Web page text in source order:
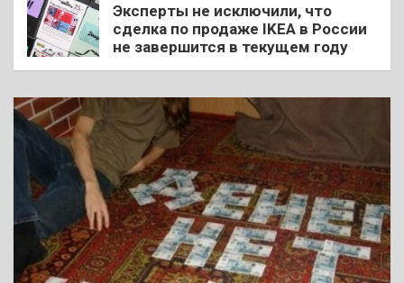
Эксперты не исключили, что
сделка по продаже IKEA в России
не завершится в текущем году